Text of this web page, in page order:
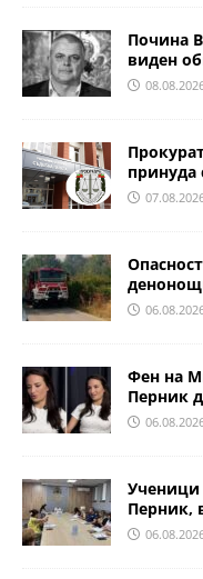
Почина
виден
принуда
Фен на
Перник
Ученици
Перник,